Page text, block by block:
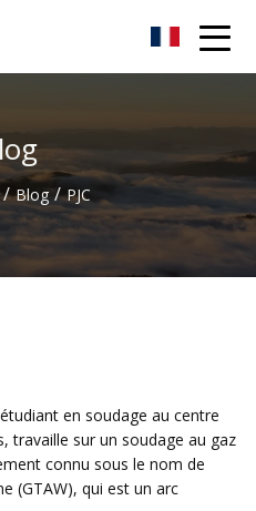
/ Blog / PJC
en soudage au centre
travaille sur un soudage au gaz
connu sous le nom de
(GTAW), qui est un arc